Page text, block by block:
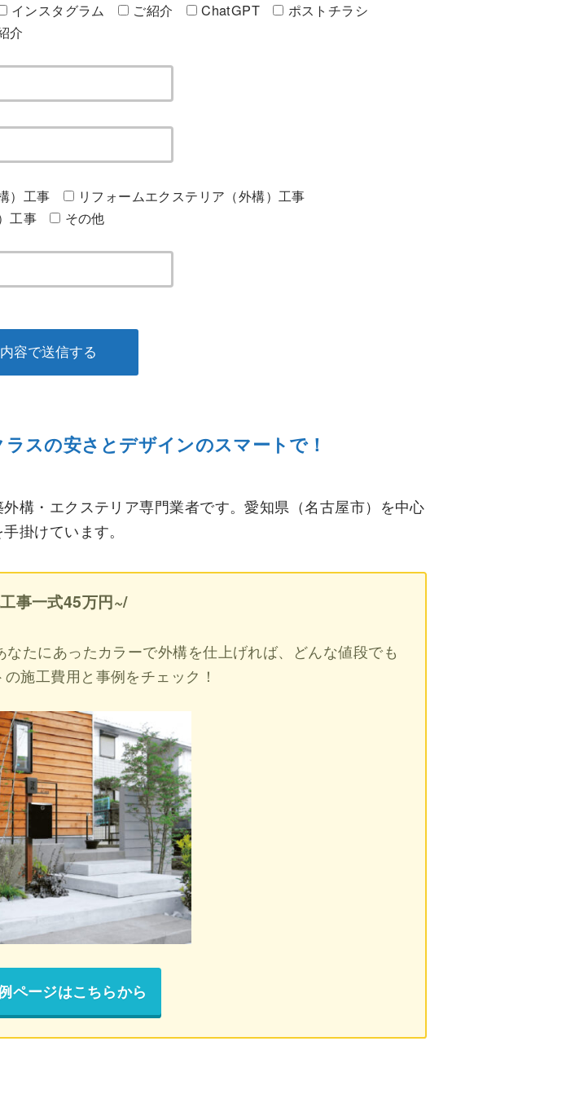
インスタグラム ご紹介 ChatGPT
ポストチラシ
介
）工事
リフォームエクステリア（外構）工事
工事
その他
スの安さとデザインのスマートで！
構・エクステリア専門業者です。愛知県（名古屋市）を中心
掛けています。
事一式45万円~/
たにあったカラーで外構を仕上げれば、どんな値段でも
施工費用と事例をチェック！
ページはこちらから